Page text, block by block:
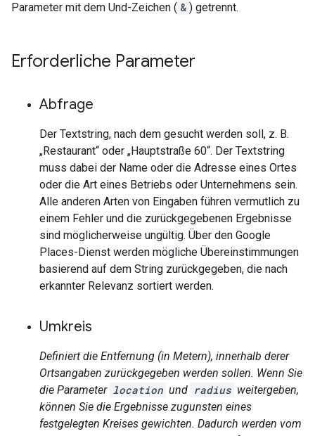
Parameter mit dem Und-Zeichen ( & ) getrennt.
Erforderliche Parameter
Abfrage
Der Textstring, nach dem gesucht werden soll, z. B.
„Restaurant“ oder „Hauptstraße 60“. Der Textstring
muss dabei der Name oder die Adresse eines Ortes
oder die Art eines Betriebs oder Unternehmens sein.
Alle anderen Arten von Eingaben führen vermutlich zu
einem Fehler und die zurückgegebenen Ergebnisse
sind möglicherweise ungültig. Über den Google
Places-Dienst werden mögliche Übereinstimmungen
basierend auf dem String zurückgegeben, die nach
erkannter Relevanz sortiert werden.
Umkreis
Definiert die Entfernung (in Metern), innerhalb derer
Ortsangaben zurückgegeben werden sollen. Wenn Sie
die Parameter location und radius weitergeben,
können Sie die Ergebnisse zugunsten eines
festgelegten Kreises gewichten. Dadurch werden vom